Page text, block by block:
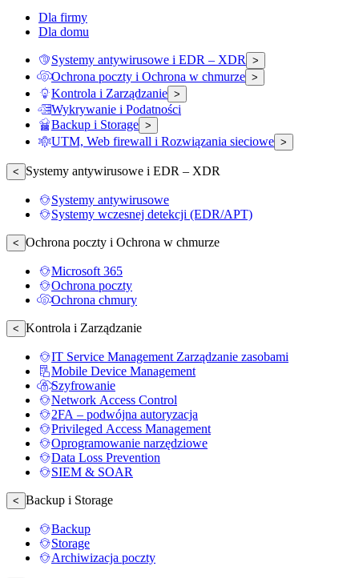
Dla firmy
Dla domu
Systemy antywirusowe i EDR – XDR >
Ochrona poczty i Ochrona w chmurze >
Kontrola i Zarządzanie >
Wykrywanie i Podatności
Backup i Storage >
UTM, Web firewall i Rozwiązania sieciowe >
< Systemy antywirusowe i EDR – XDR
Systemy antywirusowe
Systemy wczesnej detekcji (EDR/APT)
< Ochrona poczty i Ochrona w chmurze
Microsoft 365
Ochrona poczty
Ochrona chmury
< Kontrola i Zarządzanie
IT Service Management Zarządzanie zasobami
Mobile Device Management
Szyfrowanie
Network Access Control
2FA – podwójna autoryzacja
Privileged Access Management
Oprogramowanie narzędziowe
Data Loss Prevention
SIEM & SOAR
< Backup i Storage
Backup
Storage
Archiwizacja poczty